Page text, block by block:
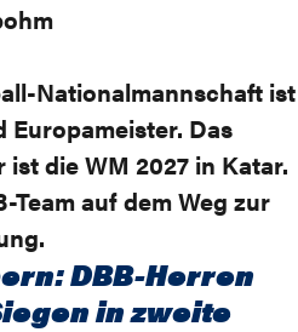
Nationalmannschaft ist
Das
die WM 2027 in Katar.
auf dem Weg zur
DBB-Herren
in zweite